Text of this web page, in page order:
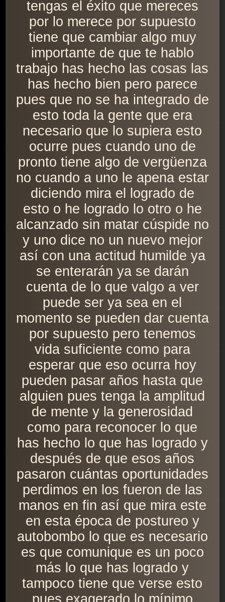
tengas el éxito que mereces
por lo merece por supuesto
tiene que cambiar algo muy
importante de que te hablo
trabajo has hecho las cosas las
has hecho bien pero parece
pues que no se ha integrado de
esto toda la gente que era
necesario que lo supiera esto
ocurre pues cuando uno de
pronto tiene algo de vergüenza
no cuando a uno le apena estar
diciendo mira el logrado de
esto o he logrado lo otro o he
alcanzado sin matar cúspide no
y uno dice no un nuevo mejor
así con una actitud humilde ya
se enterarán ya se darán
cuenta de lo que valgo a ver
puede ser ya sea en el
momento se pueden dar cuenta
por supuesto pero tenemos
vida suficiente como para
esperar que eso ocurra hoy
pueden pasar años hasta que
alguien pues tenga la amplitud
de mente y la generosidad
como para reconocer lo que
has hecho lo que has logrado y
después de que esos años
pasaron cuántas oportunidades
perdimos en los fueron de las
manos en fin así que mira este
en esta época de postureo y
autobombo lo que es necesario
es que comunique es un poco
más lo que has logrado y
tampoco tiene que verse esto